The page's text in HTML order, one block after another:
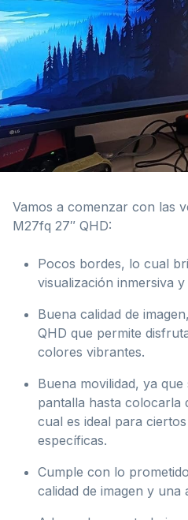
Vamos a comenzar con las
M27fq 27″ QHD:
Pocos bordes, lo cual
visualización inmersiva
Buena calidad de
QHD que permite
colores vibrantes.
Buena movilidad, ya
pantalla hasta colocarla
cual es ideal para
específicas.
Cumple con lo
calidad de imagen y una